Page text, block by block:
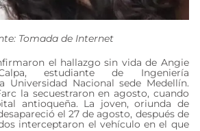
Tomada de Internet
el hallazgo sin vida de Angie
estudiante de Ingeniería
Universidad Nacional sede Medellín.
la secuestraron en agosto, cuando
antioqueña. La joven, oriunda de
el 27 de agosto, después de
interceptaron el vehículo en el que